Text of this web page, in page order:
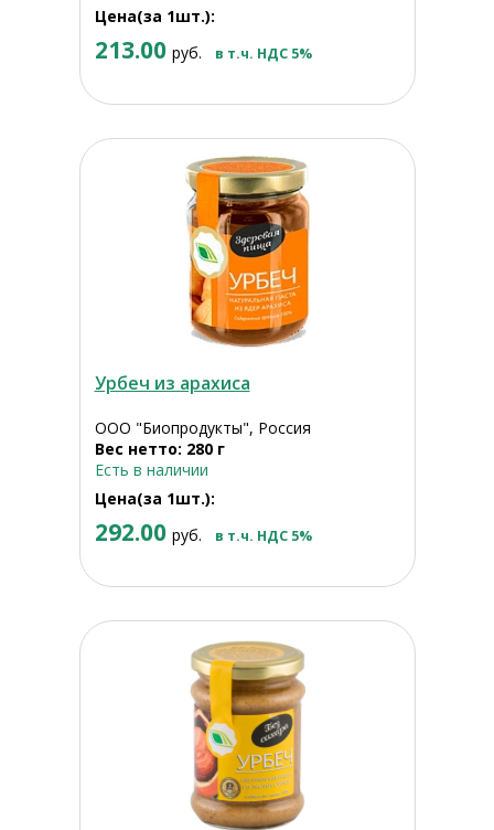
Цена(за 1шт.):
213.00 руб. в т.ч. НДС 5%
Урбеч из арахиса
ООО "Биопродукты", Россия
Вес нетто: 280 г
Есть в наличии
Цена(за 1шт.):
292.00 руб. в т.ч. НДС 5%